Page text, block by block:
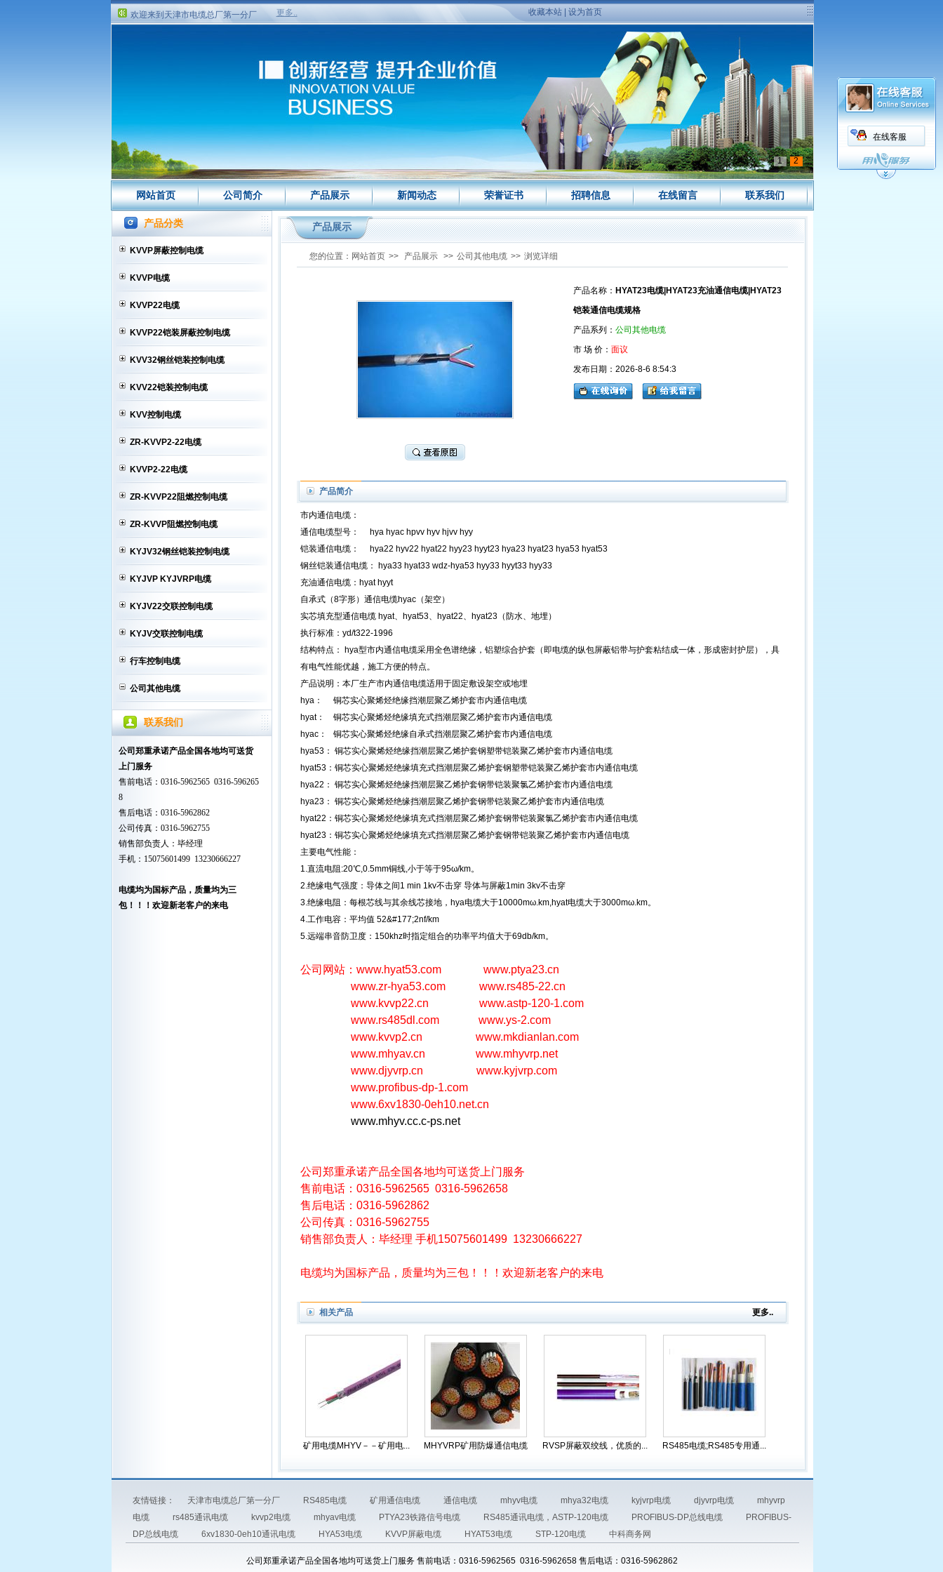
在线客服
欢迎来到天津市电缆总厂第一分厂
更多.. 收藏本站| 设为首页
1 2
网站首页 公司简介 产品展示 新闻动态 荣誉证书 招聘信息 在线留言 联系我们
产品分类
KVVP屏蔽控制电缆
KVVP电缆
KVVP22电缆
KVVP22铠装屏蔽控制电缆
KVV32钢丝铠装控制电缆
KVV22铠装控制电缆
KVV控制电缆
ZR-KVVP2-22电缆
KVVP2-22电缆
ZR-KVVP22阻燃控制电缆
ZR-KVVP阻燃控制电缆
KYJV32钢丝铠装控制电缆
KYJVP KYJVRP电缆
KYJV22交联控制电缆
KYJV交联控制电缆
行车控制电缆
公司其他电缆
联系我们
公司郑重承诺产品全国各地均可送货
上门服务
售前电话：0316-5962565 0316-596265
8
售后电话：0316-5962862
公司传真：0316-5962755
销售部负责人：毕经理
手机：15075601499 13230666227
电缆均为国标产品，质量均为三
包！！！欢迎新老客户的来电
产品展示
您的位置： 网站首页 >> 产品展示 >> 公司其他电缆 >> 浏览详细
产品名称： HYAT23电缆|HYAT23充油通信电缆|HYAT23
铠装通信电缆规格
产品系列： 公司其他电缆
市 场 价： 面议
发布日期：2026-8-6 8:54:3
产品简介
市内通信电缆：
通信电缆型号：
hya hyac hpvv hyv hjvv hyy
铠装通信电缆：
hya22 hyv22 hyat22 hyy23 hyyt23 hya23 hyat23 hya53 hyat53
钢丝铠装通信电缆： hya33 hyat33 wdz-hya53 hyy33 hyyt33 hyy33
充油通信电缆：hyat hyyt
自承式（8字形）通信电缆hyac（架空）
实芯填充型通信电缆 hyat、hyat53、hyat22、hyat23（防水、地埋）
执行标准：yd/t322-1996
结构特点： hya型市内通信电缆采用全色谱绝缘，铝塑综合护套（即电缆的纵包屏蔽铝带与护套粘结成一体，形成密封护层），具
有电气性能优越，施工方便的特点。
产品说明：本厂生产市内通信电缆适用于固定敷设架空或地埋
hya：
铜芯实心聚烯烃绝缘挡潮层聚乙烯护套市内通信电缆
hyat：
铜芯实心聚烯烃绝缘填充式挡潮层聚乙烯护套市内通信电缆
hyac：
铜芯实心聚烯烃绝缘自承式挡潮层聚乙烯护套市内通信电缆
hya53： 铜芯实心聚烯烃绝缘挡潮层聚乙烯护套钢塑带铠装聚乙烯护套市内通信电缆
hyat53：铜芯实心聚烯烃绝缘填充式挡潮层聚乙烯护套钢塑带铠装聚乙烯护套市内通信电缆
hya22： 铜芯实心聚烯烃绝缘挡潮层聚乙烯护套钢带铠装聚氯乙烯护套市内通信电缆
hya23： 铜芯实心聚烯烃绝缘挡潮层聚乙烯护套钢带铠装聚乙烯护套市内通信电缆
hyat22：铜芯实心聚烯烃绝缘填充式挡潮层聚乙烯护套钢带铠装聚氯乙烯护套市内通信电缆
hyat23：铜芯实心聚烯烃绝缘填充式挡潮层聚乙烯护套钢带铠装聚乙烯护套市内通信电缆
主要电气性能：
1.直流电阻:20℃,0.5mm铜线,小于等于95ω/km。
2.绝缘电气强度：导体之间1 min 1kv不击穿 导体与屏蔽1min 3kv不击穿
3.绝缘电阻：每根芯线与其余线芯接地，hya电缆大于10000mω.km,hyat电缆大于3000mω.km。
4.工作电容：平均值 52&#177;2nf/km
5.远端串音防卫度：150khz时指定组合的功率平均值大于69db/km。
公司网站： www.hyat53.com
www.ptya23.cn
www.zr-hya53.com
www.rs485-22.cn
www.kvvp22.cn
www.astp-120-1.com
www.rs485dl.com
www.ys-2.com
www.kvvp2.cn
www.mkdianlan.com
www.mhyav.cn
www.mhyvrp.net
www.djyvrp.cn
www.kyjvrp.com
www.profibus-dp-1.com
www.6xv1830-0eh10.net.cn
www.mhyv.cc.c-ps.net
公司郑重承诺产品全国各地均可送货上门服务
售前电话：0316-5962565 0316-5962658
售后电话：0316-5962862
公司传真：0316-5962755
销售部负责人：毕经理 手机15075601499 13230666227
电缆均为国标产品，质量均为三包！！！欢迎新老客户的来电
相关产品 更多..
矿用电缆MHYV－－矿用电... MHYVRP矿用防爆通信电缆 RVSP屏蔽双绞线，优质的... RS485电缆;RS485专用通...
友情链接： 天津市电缆总厂第一分厂 RS485电缆 矿用通信电缆 通信电缆 mhyv电缆 mhya32电缆 kyjvrp电缆 djyvrp电缆
mhyvrp
电缆
rs485通讯电缆 kvvp2电缆 mhyav电缆 PTYA23铁路信号电缆 RS485通讯电缆，ASTP-120电缆 PROFIBUS-DP总线电缆
PROFIBUS-
DP总线电缆
6xv1830-0eh10通讯电缆 HYA53电缆 KVVP屏蔽电缆 HYAT53电缆 STP-120电缆 中科商务网
公司郑重承诺产品全国各地均可送货上门服务 售前电话：0316-5962565 0316-5962658 售后电话：0316-5962862